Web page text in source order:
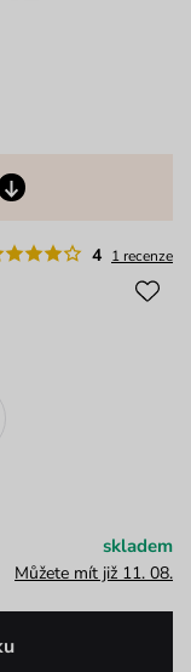
4 1 recenze
skladem
Můžete mít již 11. 08.